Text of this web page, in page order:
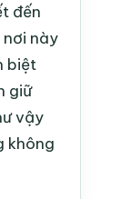
đến
nơi này
biệt
giữ
vậy
không